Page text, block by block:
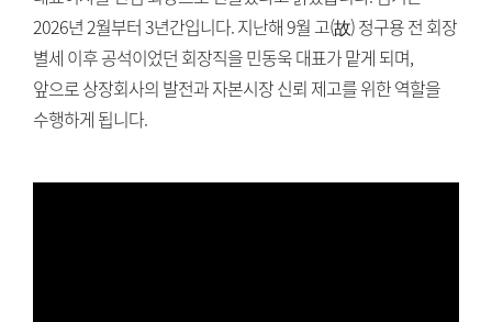
2026년 2월부터 3년간입니다. 지난해 9월 고(故) 정구용 전 회장
별세 이후 공석이었던 회장직을 민동욱 대표가 맡게 되며,
앞으로 상장회사의 발전과 자본시장 신뢰 제고를 위한 역할을
수행하게 됩니다.